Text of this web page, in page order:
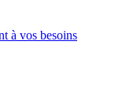
à vos besoins